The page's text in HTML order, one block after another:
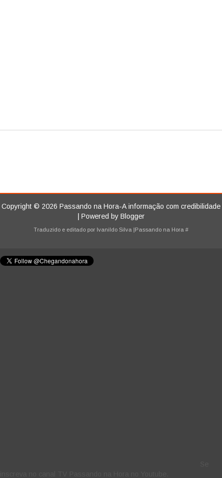
Copyright © 2026 Passando na Hora-A informação com credibilidade
| Powered by Blogger
Traduzido e editado por Ivanildo Silva |Passando na Hora #